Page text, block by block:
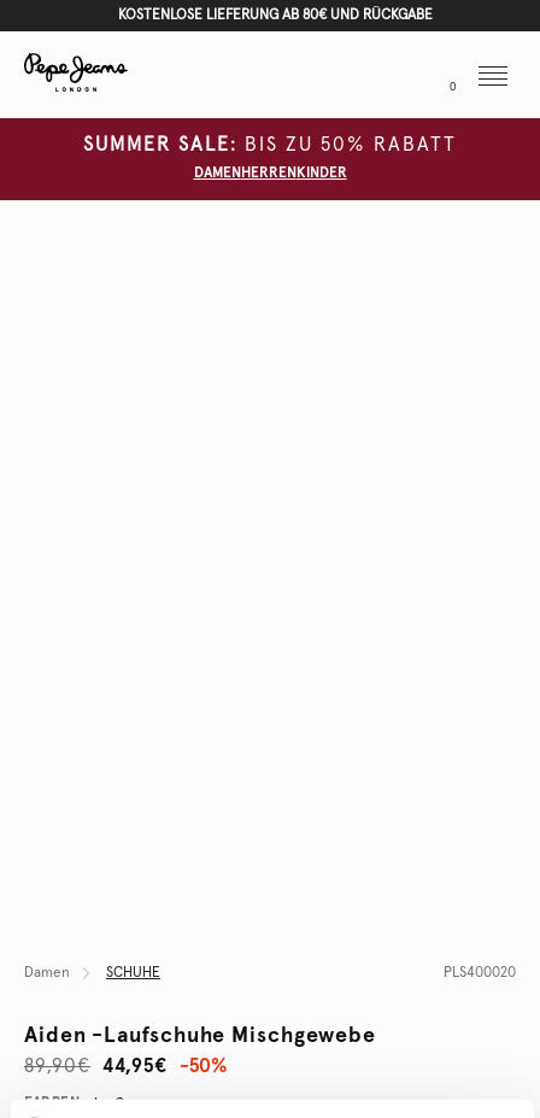
KOSTENLOSE LIEFERUNG AB 80€ UND RÜCKGABE
0
Menu
SUMMER SALE: BIS ZU 50% RABATT
DAMEN HERREN KINDER
Damen SCHUHE PLS400020
Aiden -laufschuhe Mischgewebe
44,95€
89,90€ -50%
Promotions
Variations
FARBEN: Ivy Green